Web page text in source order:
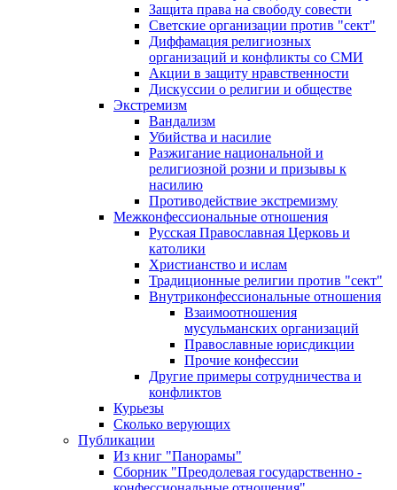
Защита права на свободу совести
Светские организации против "сект"
Диффамация религиозных
организаций и конфликты со СМИ
Акции в защиту нравственности
Дискуссии о религии и обществе
Экстремизм
Вандализм
Убийства и насилие
Разжигание национальной и
религиозной розни и призывы к
насилию
Противодействие экстремизму
Межконфессиональные отношения
Русская Православная Церковь и
католики
Христианство и ислам
Традиционные религии против "сект"
Внутриконфессиональные отношения
Взаимоотношения
мусульманских организаций
Православные юрисдикции
Прочие конфессии
Другие примеры сотрудничества и
конфликтов
Курьезы
Сколько верующих
Публикации
Из книг "Панорамы"
Сборник "Преодолевая государственно -